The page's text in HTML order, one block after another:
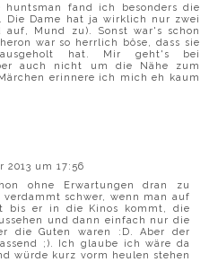
fand ich besonders die
Die Dame hat ja wirklich nur zwei
auf, Mund zu). Sonst war's schon
war so herrlich böse, dass sie
hat. Mir geht's bei
auch nicht um die Nähe zum
erinnere ich mich eh kaum
2013 um 17:56
ohne Erwartungen dran zu
schwer, wenn man auf
bis er in die Kinos kommt, die
und dann einfach nur die
die Guten waren :D. Aber der
;). Ich glaube ich wäre da
würde kurz vorm heulen stehen